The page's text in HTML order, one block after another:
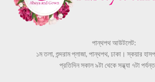
পান্থপথ আউটলেট:
১ম তলা, শুন্দরাম প্লাজা, পান্থপথ, ঢাকা। স্কয়ার
প্রতিদিন সকাল ৯টা থেকে সন্ধ্যা ৭টা